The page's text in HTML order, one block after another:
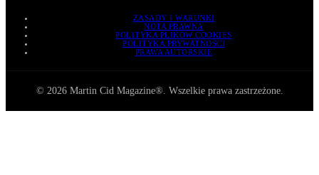
ZASADY I WARUNKI
NOTA PRAWNA
POLITYKA PLIKÓW COOKIES
POLITYKA PRYWATNOŚCI
PRAWA AUTORSKIE
© 2026 Martin Cid Magazine®. Wszelkie prawa zastrzeżone.